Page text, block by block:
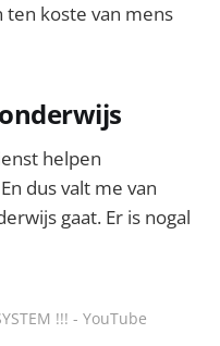
koste van mens
helpen
dus valt me van
gaat. Er is nogal
!!! - YouTube